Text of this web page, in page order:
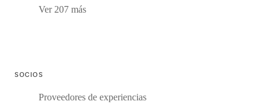
Ver 207 más
SOCIOS
Proveedores de experiencias